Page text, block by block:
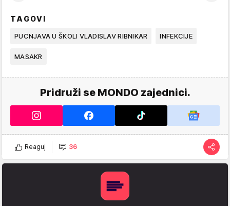
TAGOVI
PUCNJAVA U ŠKOLI VLADISLAV RIBNIKAR INFEKCIJE
MASAKR
Pridruži se MONDO zajednici.
Reaguj 36